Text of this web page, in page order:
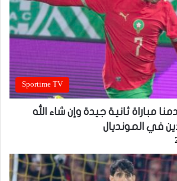
Sportime TV
مباراة ثانية جيدة وإن شاء الله
في المونديال